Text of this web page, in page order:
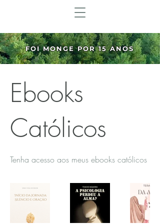
FOI MONGE POR 15 ANOS
Ebooks
Católicos
Tenha acesso aos meus ebooks católicos